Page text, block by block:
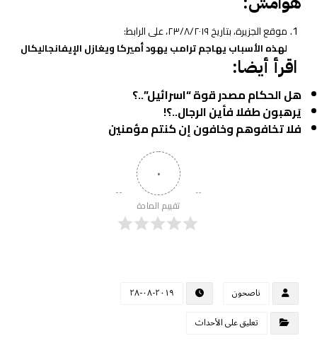
موقع الجزيرة، بتاريخ ٢٣/٨/٢٠١٩، على الرابط:
لهذه الأسباب يهاجم ترامب يهود أميركا ويغازل الإيفانجاليكال
اقرأ أيضا:
هل الحكام مصدر قوة “اسرائيل”..؟
يَرهبون طفلا فأين الرجال..؟!
فلا تخافوهم وخافون إن كنتم مؤمنين
٠
تقييم المادة
ناصحون
٢٠١٩-٠٨-٢٨
تعليق على الأحداث